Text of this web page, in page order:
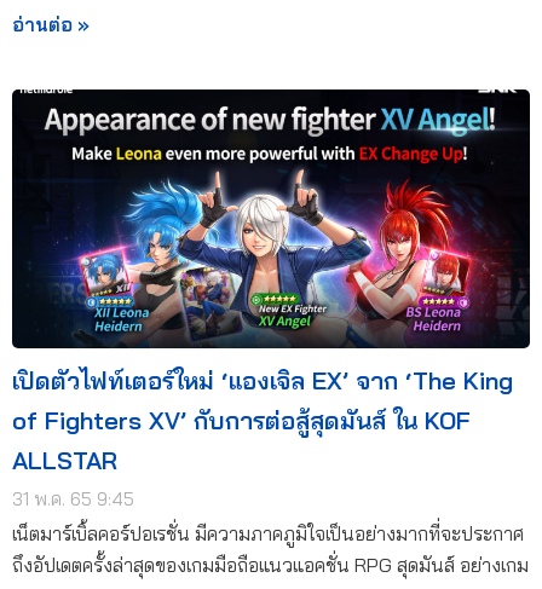
อ่านต่อ »
เปิดตัวไฟท์เตอร์ใหม่ ‘แองเจิล EX’ จาก ‘The King
of Fighters XV’ กับการต่อสู้สุดมันส์ ใน KOF
ALLSTAR
31 พ.ค. 65 9:45
เน็ตมาร์เบิ้ลคอร์ปอเรชั่น มีความภาคภูมิใจเป็นอย่างมากที่จะประกาศ
ถึงอัปเดตครั้งล่าสุดของเกมมือถือแนวแอคชั่น RPG สุดมันส์ อย่างเกม